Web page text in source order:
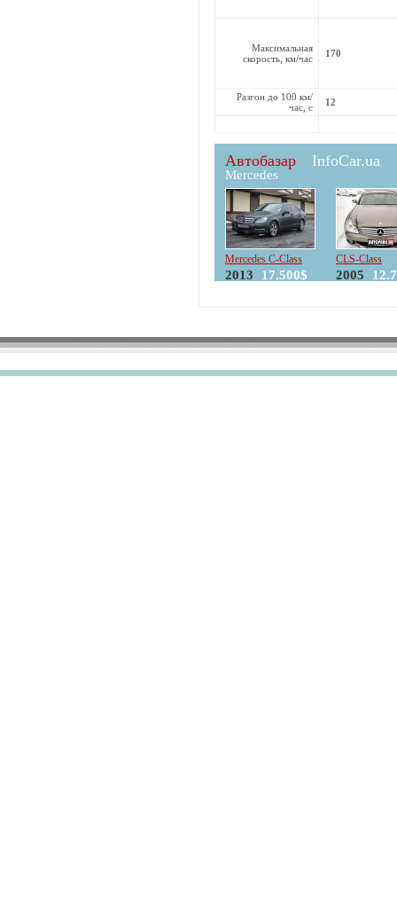
Максимальная
скорость, км/час
170
Разгон до 100 км/
час, с
12
Автобазар InfoCar.ua
Mercedes
Mercedes C-Class
2013 17.500$
CLS-Class
2005